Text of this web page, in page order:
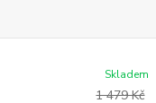
1 479 Kč
Skladem